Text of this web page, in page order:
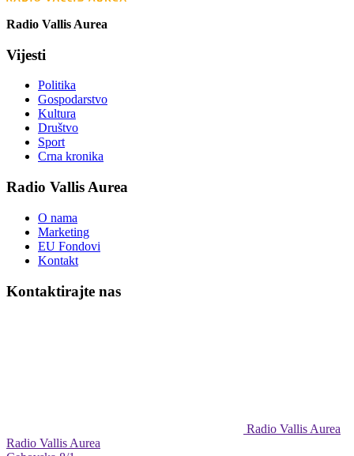
Radio Vallis Aurea
Vijesti
Politika
Gospodarstvo
Kultura
Društvo
Sport
Crna kronika
Radio Vallis Aurea
O nama
Marketing
EU Fondovi
Kontakt
Kontaktirajte nas
Radio Vallis Aurea
Radio Vallis Aurea